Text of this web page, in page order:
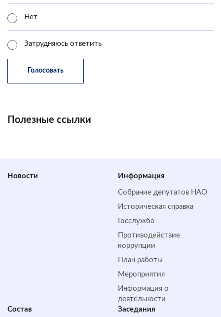
Нет
Затрудняюсь ответить
Полезные ссылки
Новости Информация
Собрание депутатов НАО
Историческая справка
Госслужба
Противодействие
коррупции
План работы
Мероприятия
Информация о
деятельности
Состав
Заседания